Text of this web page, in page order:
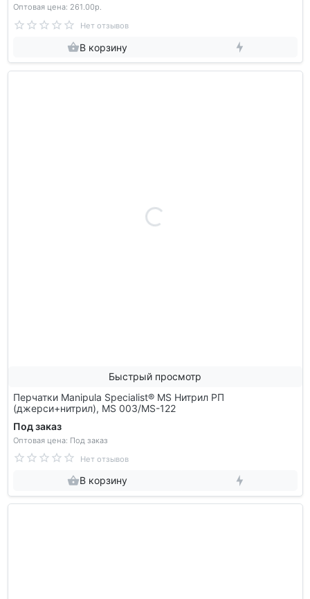
Оптовая цена: 261.00р.
Нет отзывов
В корзину
Быстрый просмотр
Перчатки Manipula Specialist® MS Нитрил РП
(джерси+нитрил), MS 003/MS-122
Под заказ
Оптовая цена: Под заказ
Нет отзывов
В корзину